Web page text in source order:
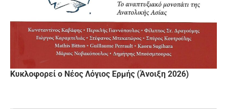
Κυκλοφορεί ο Νέος Λόγιος Ερμής (Άνοιξη 2026)